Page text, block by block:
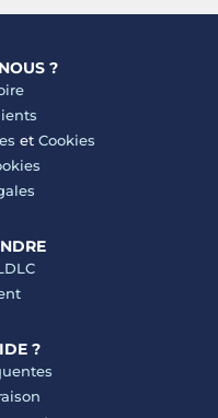
?
et Cookies
?